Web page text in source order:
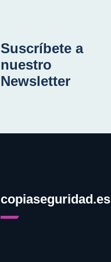
Suscríbete a
nuestro
Newsletter
copiaseguridad.es